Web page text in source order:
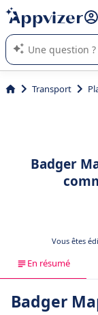
répondre (plusieurs
L'IA de Appvizer
logiciel SaaS en
Transport
Badger
Vous êtes
En résumé
Badger